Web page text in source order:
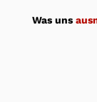
Was uns